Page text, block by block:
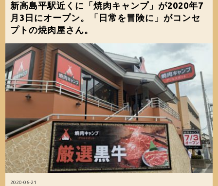
2020-06-21
新高島平駅近くに「焼肉キャンプ」が2020年7
月3日にオープン。「日常を冒険に」がコンセ
プトの焼肉屋さん。